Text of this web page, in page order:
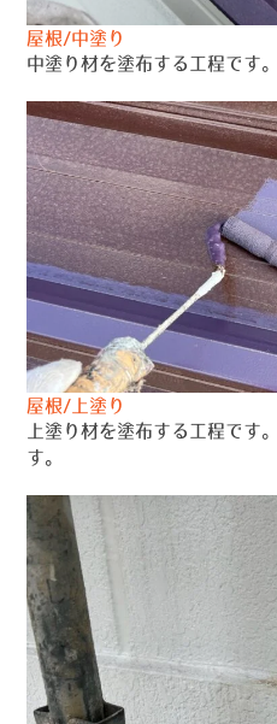
屋根/中塗り
中塗り材を塗布する工程です。
屋根/上塗り
上塗り材を塗布する工程です
す。